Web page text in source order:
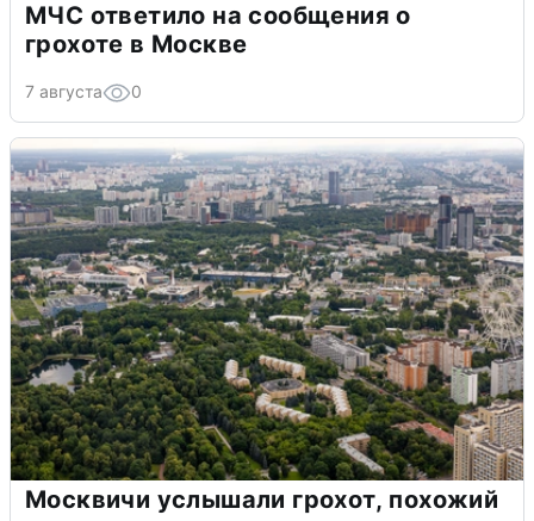
МЧС ответило на сообщения о
грохоте в Москве
7 августа 0
Москвичи услышали грохот, похожий